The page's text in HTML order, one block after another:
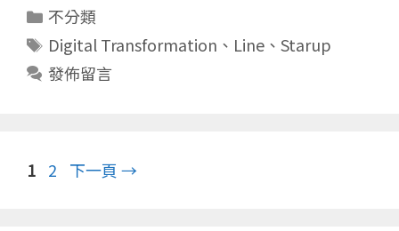
分
類
不分類
標
籤
Digital Transformation 、 Line、 Starup
發佈留言
頁
1 頁
2 下一頁 →